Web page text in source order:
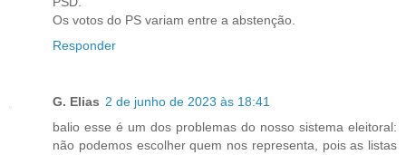
Os votos do PS variam entre a abstenção.
Responder
G. Elias 2 de junho de 2023 às 18:41
balio esse é um dos problemas do nosso sistema eleitoral:
não podemos escolher quem nos representa, pois as listas